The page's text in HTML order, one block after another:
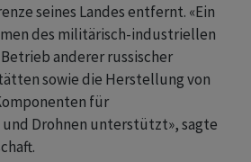
seines Landes entfernt. «Ein
des militärisch-industriellen
anderer russischer
sowie die Herstellung von
für
Drohnen unterstützt», sagte